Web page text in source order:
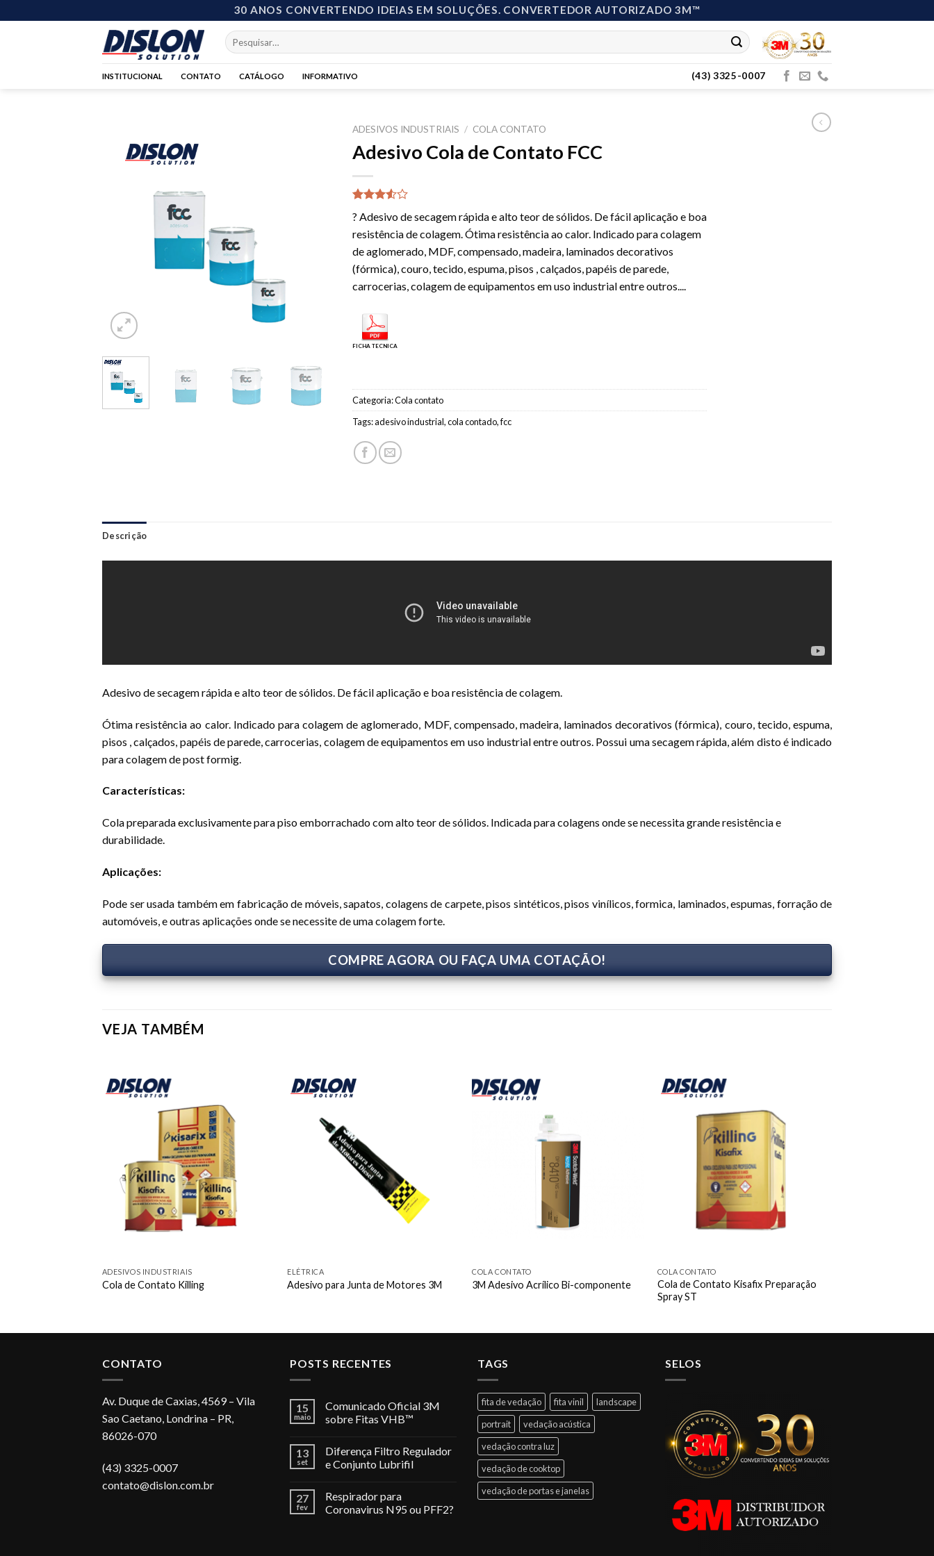
to
30 ANOS CONVERTENDO IDEIAS EM SOLUÇÕES. CONVERTEDOR AUTORIZADO 3M™
Pesquisar
por:
INSTITUCIONAL CONTATO CATÁLOGO INFORMATIVO (43) 3325-0007
ADESIVOS INDUSTRIAIS / COLA CONTATO
Adesivo Cola de Contato FCC
como
3.50de
baseado
em
avaliações
de
? Adesivo de secagem rápida e alto teor de sólidos. De fácil aplicação e boa
resistência de colagem. Ótima resistência ao calor. Indicado para colagem
de aglomerado, MDF, compensado, madeira, laminados decorativos
(fórmica), couro, tecido, espuma, pisos , calçados, papéis de parede,
carrocerias, colagem de equipamentos em uso industrial entre outros.
FICHA TECNICA
Categoria:Cola contato
Tags:adesivo industrial,cola contado,fcc
Descrição
Adesivo de secagem rápida e alto teor de sólidos. De fácil aplicação e boa resistência de colagem.
Ótima resistência ao calor. Indicado para colagem de aglomerado, MDF, compensado, madeira, laminados decorativos (fórmica), couro, tecido, espuma,
pisos , calçados, papéis de parede, carrocerias, colagem de equipamentos em uso industrial entre outros. Possui uma secagem rápida, além disto é indicado
para colagem de post formig.
Características:
Cola preparada exclusivamente para piso emborrachado com alto teor de sólidos. Indicada para colagens onde se necessita grande resistência e
durabilidade.
Aplicações:
Pode ser usada também em fabricação de móveis, sapatos, colagens de carpete, pisos sintéticos, pisos vinílicos, formica, laminados, espumas, forração de
automóveis, e outras aplicações onde se necessite de uma colagem forte.
COMPRE AGORA OU FAÇA UMA COTAÇÃO!
VEJA TAMBÉM
ADESIVOS INDUSTRIAIS
Cola de Contato Killing
ELÉTRICA
Adesivo para Junta de Motores 3M
COLA CONTATO
3M Adesivo Acrílico Bi-componente
COLA CONTATO
Cola de Contato Kisafix Preparação
Spray ST
CONTATO
Av. Duque de Caxias, 4569 – Vila
Sao Caetano, Londrina – PR,
86026-070
(43) 3325-0007
contato@dislon.com.br
POSTS RECENTES
15
maio
Comunicado Oficial 3M
sobre Fitas VHB™
13
set
Diferença Filtro Regulador
e Conjunto Lubrifil
27
fev
Respirador para
Coronavirus N95 ou PFF2?
TAGS
fita de vedação fita vinil
landscape
portrait
vedação acústica
vedação contra luz
vedação de cooktop
vedação de portas e janelas
SELOS